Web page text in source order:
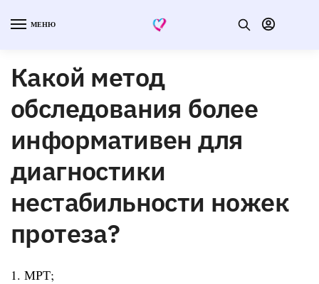
МЕНЮ
Какой метод
обследования более
информативен для
диагностики
нестабильности ножек
протеза?
1. МРТ;